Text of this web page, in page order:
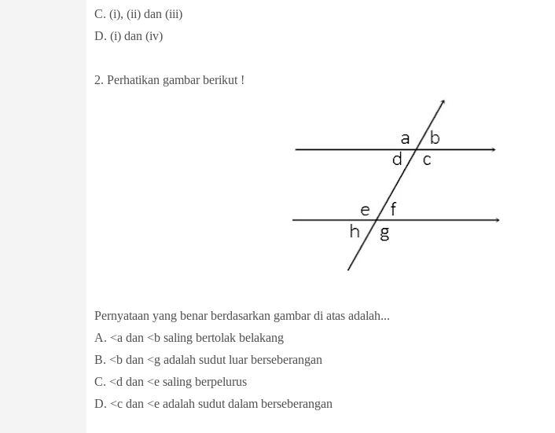
C. (i), (ii) dan (iii)
D. (i) dan (iv)
2. Perhatikan gambar berikut !
Pernyataan yang benar berdasarkan gambar di atas adalah...
A. <a dan <b saling bertolak belakang
B. <b dan <g adalah sudut luar berseberangan
C. <d dan <e saling berpelurus
D. <c dan <e adalah sudut dalam berseberangan